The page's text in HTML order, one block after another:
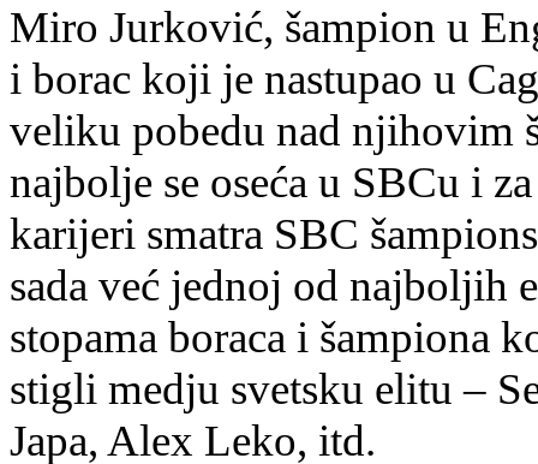
Miro Jurković, šampion u
i borac koji je nastupao u
veliku pobedu nad njihovim
najbolje se oseća u SBCu i
karijeri smatra SBC
sada već jednoj od najboljih
stopama boraca i šampiona
stigli medju svetsku elitu –
Japa, Alex Leko, itd.